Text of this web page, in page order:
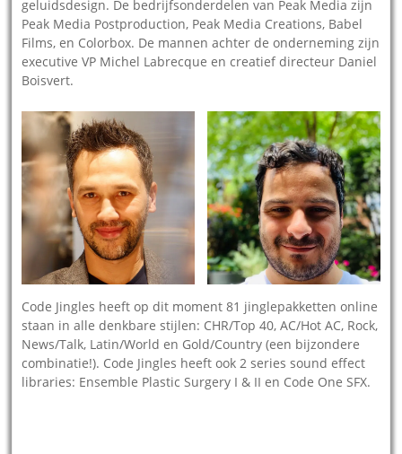
geluidsdesign. De bedrijfsonderdelen van Peak Media zijn
Peak Media Postproduction, Peak Media Creations, Babel
Films, en Colorbox. De mannen achter de onderneming zijn
executive VP Michel Labrecque en creatief directeur Daniel
Boisvert.
Code Jingles heeft op dit moment 81 jinglepakketten online
staan in alle denkbare stijlen: CHR/Top 40, AC/Hot AC, Rock,
News/Talk, Latin/World en Gold/Country (een bijzondere
combinatie!). Code Jingles heeft ook 2 series sound effect
libraries: Ensemble Plastic Surgery I & II en Code One SFX.